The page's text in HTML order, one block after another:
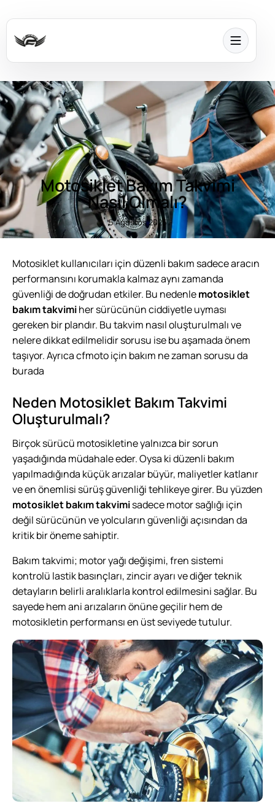
Motosiklet Bakım Takvimi
Nasıl Olmalı?
5 Ağustos 2025
Motosiklet kullanıcıları için düzenli bakım sadece aracın
performansını korumakla kalmaz aynı zamanda
güvenliği de doğrudan etkiler. Bu nedenlemotosiklet
bakım takvimiher sürücünün ciddiyetle uyması
gereken bir plandır. Bu takvim nasıl oluşturulmalı ve
nelere dikkat edilmelidir sorusu ise bu aşamada önem
taşıyor. Ayrıcacfmoto için bakım ne zaman sorusu da
burada
Neden Motosiklet Bakım Takvimi
Oluşturulmalı?
Birçok sürücü motosikletine yalnızca bir sorun
yaşadığında müdahale eder. Oysa ki düzenli bakım
yapılmadığında küçük arızalar büyür, maliyetler katlanır
ve en önemlisi sürüş güvenliği tehlikeye girer. Bu yüzden
motosiklet bakım takvimisadece motor sağlığı için
değil sürücünün ve yolcuların güvenliği açısından da
kritik bir öneme sahiptir.
Bakım takvimi; motor yağı değişimi, fren sistemi
kontrolü lastik basınçları, zincir ayarı ve diğer teknik
detayların belirli aralıklarla kontrol edilmesini sağlar. Bu
sayede hem ani arızaların önüne geçilir hem de
motosikletin performansı en üst seviyede tutulur.